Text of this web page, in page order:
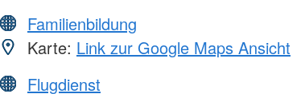
Familienbildung
Karte: Link zur Google Maps Ansicht
Flugdienst